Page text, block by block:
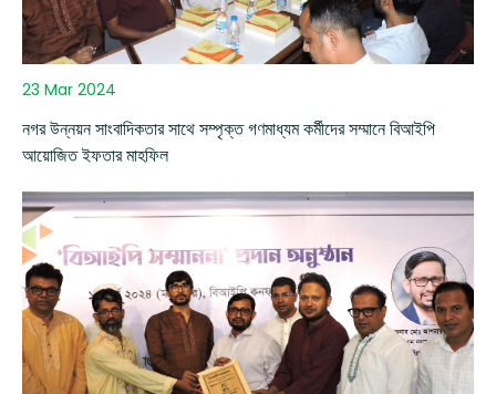
23 Mar 2024
নগর উন্নয়ন সাংবাদিকতার সাথে সম্পৃক্ত গণমাধ্যম কর্মীদের সম্মানে বিআইপি
আয়োজিত ইফতার মাহফিল